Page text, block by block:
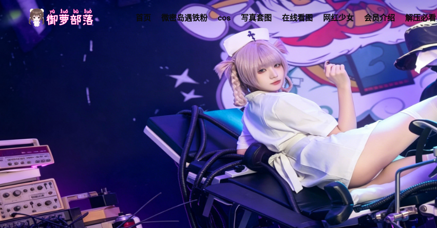
首页 微密岛遇铁粉 cos 写真套图 在线看图 网红少女 会员介绍 解压必看